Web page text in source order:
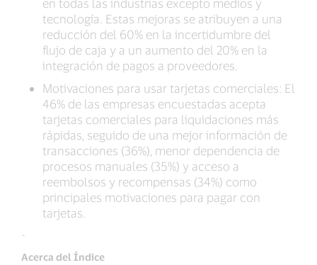
en todas las industrias excepto medios y
tecnología. Estas mejoras se atribuyen a una
reducción del 60% en la incertidumbre del
flujo de caja y a un aumento del 20% en la
integración de pagos a proveedores.
Motivaciones para usar tarjetas comerciales: El
46% de las empresas encuestadas acepta
tarjetas comerciales para liquidaciones más
rápidas, seguido de una mejor información de
transacciones (36%), menor dependencia de
procesos manuales (35%) y acceso a
reembolsos y recompensas (34%) como
principales motivaciones para pagar con
tarjetas.
-
Acerca del Índice